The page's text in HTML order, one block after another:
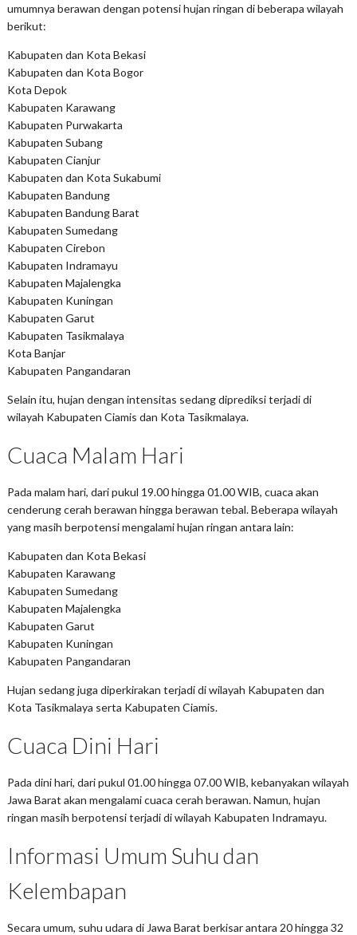
umumnya berawan dengan potensi hujan ringan di beberapa wilayah
berikut:
Kabupaten dan Kota Bekasi
Kabupaten dan Kota Bogor
Kota Depok
Kabupaten Karawang
Kabupaten Purwakarta
Kabupaten Subang
Kabupaten Cianjur
Kabupaten dan Kota Sukabumi
Kabupaten Bandung
Kabupaten Bandung Barat
Kabupaten Sumedang
Kabupaten Cirebon
Kabupaten Indramayu
Kabupaten Majalengka
Kabupaten Kuningan
Kabupaten Garut
Kabupaten Tasikmalaya
Kota Banjar
Kabupaten Pangandaran
Selain itu, hujan dengan intensitas sedang diprediksi terjadi di
wilayah Kabupaten Ciamis dan Kota Tasikmalaya.
Cuaca Malam Hari
Pada malam hari, dari pukul 19.00 hingga 01.00 WIB, cuaca akan
cenderung cerah berawan hingga berawan tebal. Beberapa wilayah
yang masih berpotensi mengalami hujan ringan antara lain:
Kabupaten dan Kota Bekasi
Kabupaten Karawang
Kabupaten Sumedang
Kabupaten Majalengka
Kabupaten Garut
Kabupaten Kuningan
Kabupaten Pangandaran
Hujan sedang juga diperkirakan terjadi di wilayah Kabupaten dan
Kota Tasikmalaya serta Kabupaten Ciamis.
Cuaca Dini Hari
Pada dini hari, dari pukul 01.00 hingga 07.00 WIB, kebanyakan wilayah
Jawa Barat akan mengalami cuaca cerah berawan. Namun, hujan
ringan masih berpotensi terjadi di wilayah Kabupaten Indramayu.
Informasi Umum Suhu dan
Kelembapan
Secara umum, suhu udara di Jawa Barat berkisar antara 20 hingga 32